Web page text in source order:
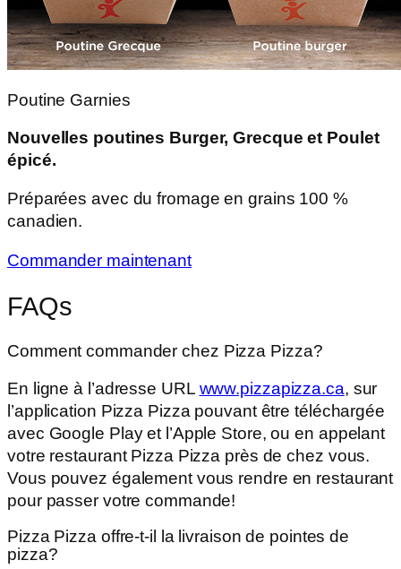
Poutine Garnies
Nouvelles poutines Burger, Grecque et Poulet
épicé.
Préparées avec du fromage en grains 100 %
canadien.
Commander maintenant
FAQs
Comment commander chez Pizza Pizza?
En ligne à l’adresse URL www.pizzapizza.ca, sur
l’application Pizza Pizza pouvant être téléchargée
avec Google Play et l’Apple Store, ou en appelant
votre restaurant Pizza Pizza près de chez vous.
Vous pouvez également vous rendre en restaurant
pour passer votre commande!
Pizza Pizza offre-t-il la livraison de pointes de
pizza?